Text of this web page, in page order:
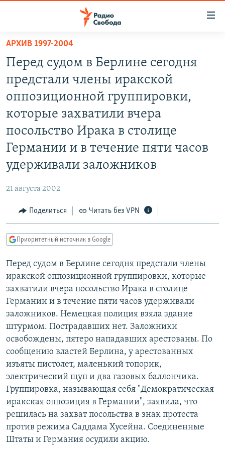
упрощенного
доступа
основному
содержанию
Вернутся
главной
навигации
Вернутся
ПОДКАСТЫ
АВТОРСКИЕ ПРОЕКТЫ
МНЕНИЯ
КУЛЬТУРА
IDEL.РЕАЛИИ
СИБИРЬ.РЕАЛИИ
РАСПИСАНИЕ ВЕЩАНИЯ
СОЦИАЛЬНЫЕ СЕТИ
Все сайты РСЕ/РС
АРХИВ 1997-2004
Перед судом в Берлине сегодня
предстали члены иракской
оппозиционной группировки,
которые захватили вчера
посольство Ирака в столице
Германии и в течение пяти часов
удерживали заложников
21 августа 2002
Поделиться Читать без VPN
Приоритетный источник в Google
Перед судом в Берлине сегодня предстали члены
иракской оппозиционной группировки, которые
захватили вчера посольство Ирака в столице
Германии и в течение пяти часов удерживали
заложников. Немецкая полиция взяла здание
штурмом. Пострадавших нет. Заложники
освобождены, пятеро нападавших арестованы. По
сообщению властей Берлина, у арестованных
изъяты пистолет, маленький топорик,
электрический щуп и два газовых баллончика.
Группировка, называющая себя "Демократическая
иракская оппозиция в Германии", заявила, что
решилась на захват посольства в знак протеста
против режима Саддама Хусейна. Соединенные
Штаты и Германия осудили акцию.